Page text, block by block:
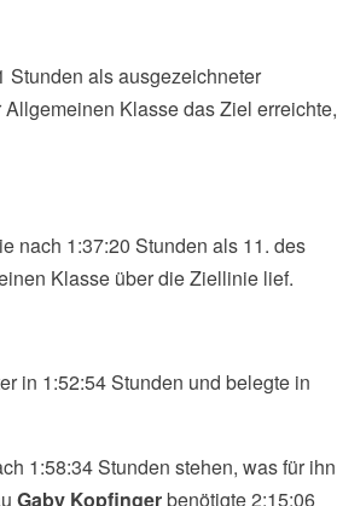
Stunden als ausgezeichneter
Klasse das Ziel erreichte,
nach 1:37:20 Stunden als 11. des
Klasse über die Ziellinie lief.
in 1:52:54 Stunden und belegte in
1:58:34 Stunden stehen, was für ihn
Gaby Kopfingerbenötigte 2:15:06